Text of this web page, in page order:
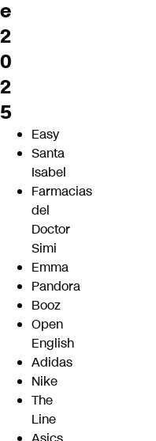
e
2
0
2
5
Easy
Santa
Isabel
Farmacias
del
Doctor
Simi
Emma
Pandora
Booz
Open
English
Adidas
Nike
The
Line